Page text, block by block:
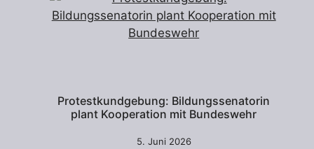
Protestkundgebung: Bildungssenatorin
plant Kooperation mit Bundeswehr
5. Juni 2026